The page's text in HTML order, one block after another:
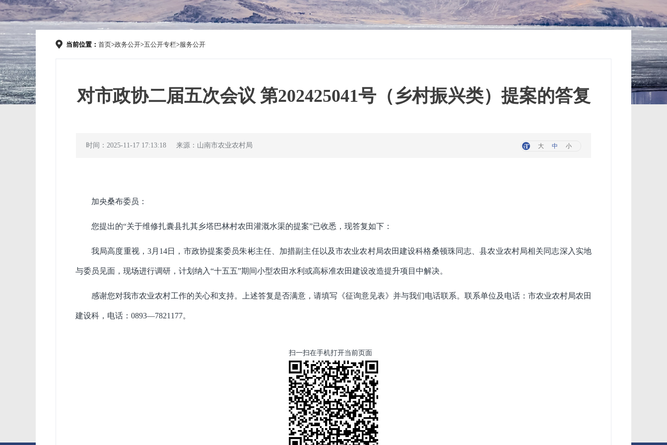
当前位置： 首页>政务公开>五公开专栏>服务公开
对市政协二届五次会议 第202425041号（乡村振兴类）提案的答复
时间：2025-11-17 17:13:18 来源：山南市农业农村局 大 中 小
加央桑布委员 ：
您提出的“关于维修扎囊县扎其乡塔巴林村农田灌溉水渠的提案”已收悉，现答复如下：
我局高度重视， 3月 14日，市政协提案委员朱彬主任、加措副主任以及市农业农村局农田建设科格桑顿珠同志、县农业农村局相关同志深入实地
与委员见面，现场进行调研，计划纳入“十五五”期间小型农田水利或高标准农田建设改造提升项目中解决。
感谢您对我市农业农村工作的关心和支持。上述答复是否满意，请填写《征询意见表》并与我们电话联系。联系单位及电话：市农业农村局农田
建设科，电话： 0893—7821177。
扫一扫在手机打开当前页面